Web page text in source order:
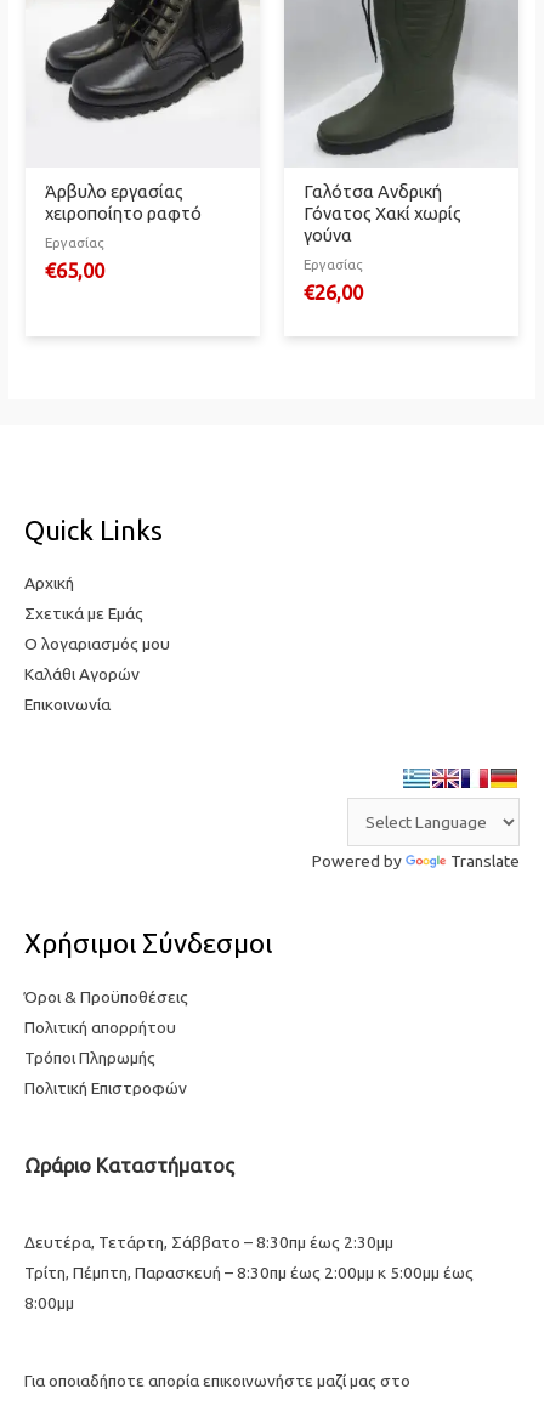
Άρβυλο εργασίας
χειροποίητο ραφτό
Εργασίας
€65,00
Γαλότσα Ανδρική
Γόνατος Χακί χωρίς
γούνα
Εργασίας
€26,00
Quick Links
Αρχική
Σχετικά με Εμάς
Ο λογαριασμός μου
Καλάθι Αγορών
Επικοινωνία
Powered by Translate
Χρήσιμοι Σύνδεσμοι
Όροι & Προϋποθέσεις
Πολιτική απορρήτου
Τρόποι Πληρωμής
Πολιτική Επιστροφών
Ωράριο Καταστήματος
Δευτέρα, Τετάρτη, Σάββατο – 8:30πμ έως 2:30μμ
Τρίτη, Πέμπτη, Παρασκευή – 8:30πμ έως 2:00μμ κ 5:00μμ έως
8:00μμ
Για οποιαδήποτε απορία επικοινωνήστε μαζί μας στο